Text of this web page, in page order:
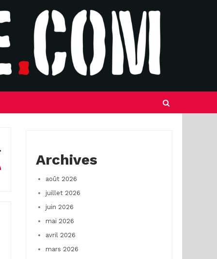
Archives
août 2026
juillet 2026
juin 2026
mai 2026
avril 2026
mars 2026